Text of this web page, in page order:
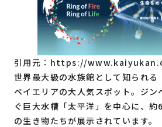
引用元： https://
世界最大級の水族館として知られる
ベイエリアの大人気スポット。ジン
ぐ巨大水槽「太平洋」を中心に、
の生き物たちが展示されています。